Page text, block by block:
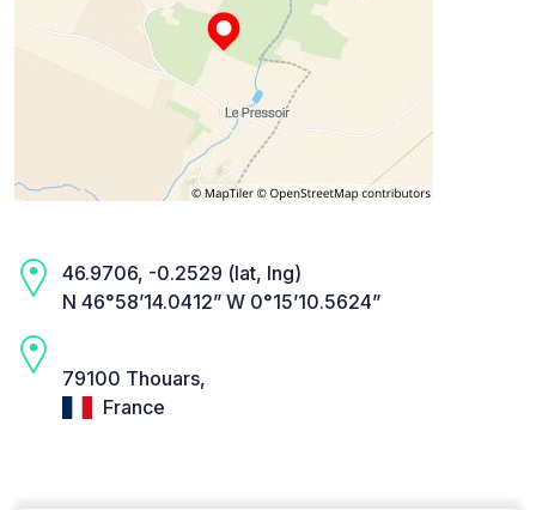
46.9706, -0.2529 (lat, lng)
N 46°58’14.0412” W 0°15’10.5624”
79100 Thouars,
France